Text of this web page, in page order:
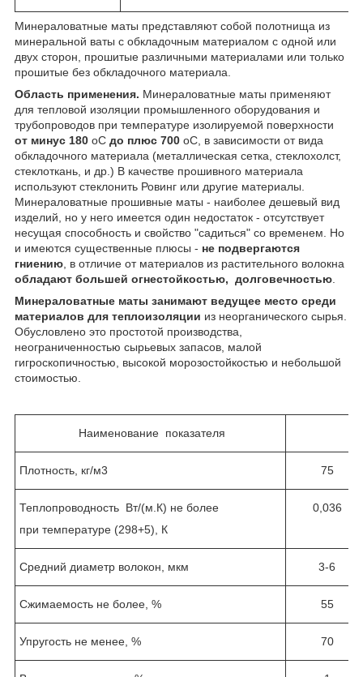
Минераловатные маты представляют собой полотнища из
минеральной ваты с обкладочным материалом с одной или
двух сторон, прошитые различными материалами или только
прошитые без обкладочного материала.
Область применения. Минераловатные маты применяют
для тепловой изоляции промышленного оборудования и
трубопроводов при температуре изолируемой поверхности
от минус 180 оС до плюс 700 оС, в зависимости от вида
обкладочного материала (металлическая сетка, стеклохолст,
стеклоткань, и др.) В качестве прошивного материала
используют стеклонить Ровинг или другие материалы.
Минераловатные прошивные маты - наиболее дешевый вид
изделий, но у него имеется один недостаток - отсутствует
несущая способность и свойство "садиться" со временем. Но
и имеются существенные плюсы - не подвергаются
гниению , в отличие от материалов из растительного волокна
обладают большей огнестойкостью, долговечностью
Минераловатные маты занимают ведущее место среди
материалов для теплоизоляции из неорганического сырья.
Обусловлено это простотой производства,
неограниченностью сырьевых запасов, малой
гигроскопичностью, высокой морозостойкостью и небольшой
стоимостью.
Наименование показателя
Плотность, кг/м3 75
Теплопроводность Вт/(м.К) не более
при температуре (298+5), К
0,036
Средний диаметр волокон, мкм 3-6
Сжимаемость не более, % 55
Упругость не менее, % 70